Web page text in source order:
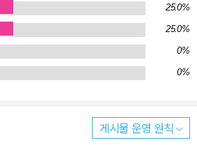
라 일상 속으로 파고드는 미시적인 시각으
어내는 저자의 역량은 이 두 권의 책에서
크리스티 경매 학교, 프랑스 1대학, 프랑
읽는 이로 하여금 당시를 생생하게 체험
25.0%
25.0%
0%
0%
게시물 운영 원칙